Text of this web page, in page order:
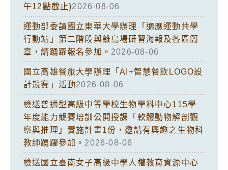
午12點截止)2026-08-06
運動部委請國立東華大學辦理「適應運動共學
行動站」第二階段與離島場研習海報及各區簡
章，請踴躍報名參加。 2026-08-06
國立高雄餐旅大學辦理「AI+智慧餐飲LOGO設
計競賽」活動2026-08-06
檢送普通型高級中等學校生物學科中心115學
年度能力競賽培訓公開授課「軟體動物解剖觀
察與推理」實施計畫1份，邀請有興趣之生物科
教師踴躍參加。 2026-08-06
檢送國立臺南女子高級中學人權教育資源中心